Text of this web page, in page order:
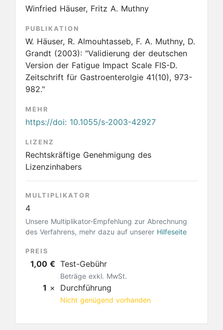
Winfried Häuser, Fritz A. Muthny
PUBLIKATION
W. Häuser, R. Almouhtasseb, F. A. Muthny, D.
Grandt (2003): "Validierung der deutschen
Version der Fatigue Impact Scale FIS-D.
Zeitschrift für Gastroenterolgie 41(10), 973-
982."
MEHR
https://doi: 10.1055/s-2003-42927
LIZENZ
Rechtskräftige Genehmigung des
Lizenzinhabers
MULTIPLIKATOR
4
Unsere Multiplikator-Empfehlung zur Abrechnung
des Verfahrens, mehr dazu auf unserer Hilfeseite
PREIS
1,00 € Test-Gebühr
Beträge exkl. MwSt.
1 × Durchführung
Nicht genügend vorhanden